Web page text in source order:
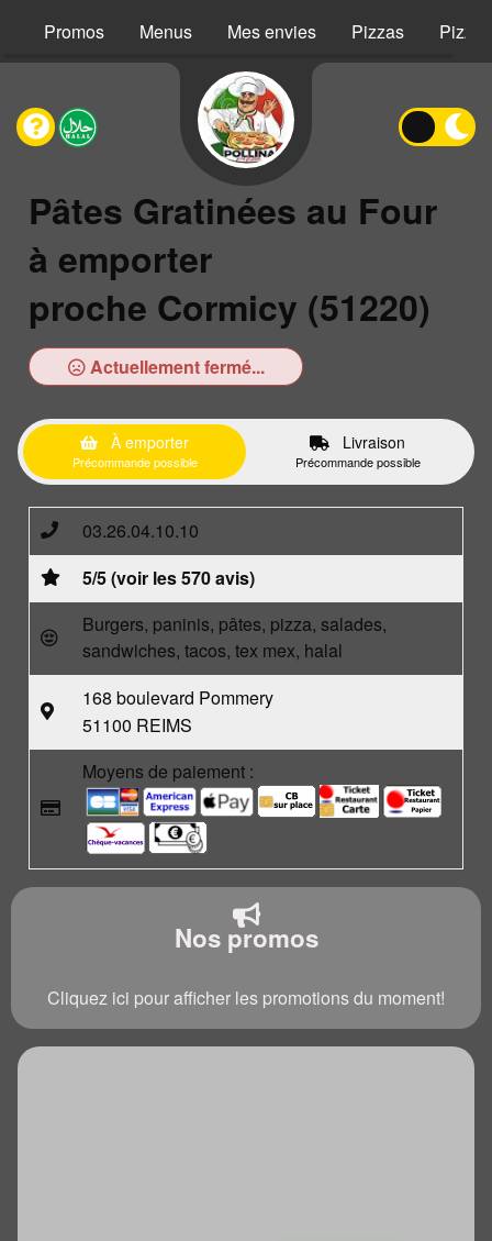
Promos Menus Mes envies Pizzas
Pâtes Gratinées au Four
à emporter
proche Cormicy (51220)
Actuellement fermé...
À emporter
Précommande possible
Livraison
Précommande possible
03.26.04.10.10
5/5 (voir les 570 avis)
Burgers, paninis, pâtes, pizza, salades,
sandwiches, tacos, tex mex, halal
168 boulevard Pommery
51100 REIMS
Moyens de paiement :
Nos promos
Cliquez ici pour afficher les promotions du moment!